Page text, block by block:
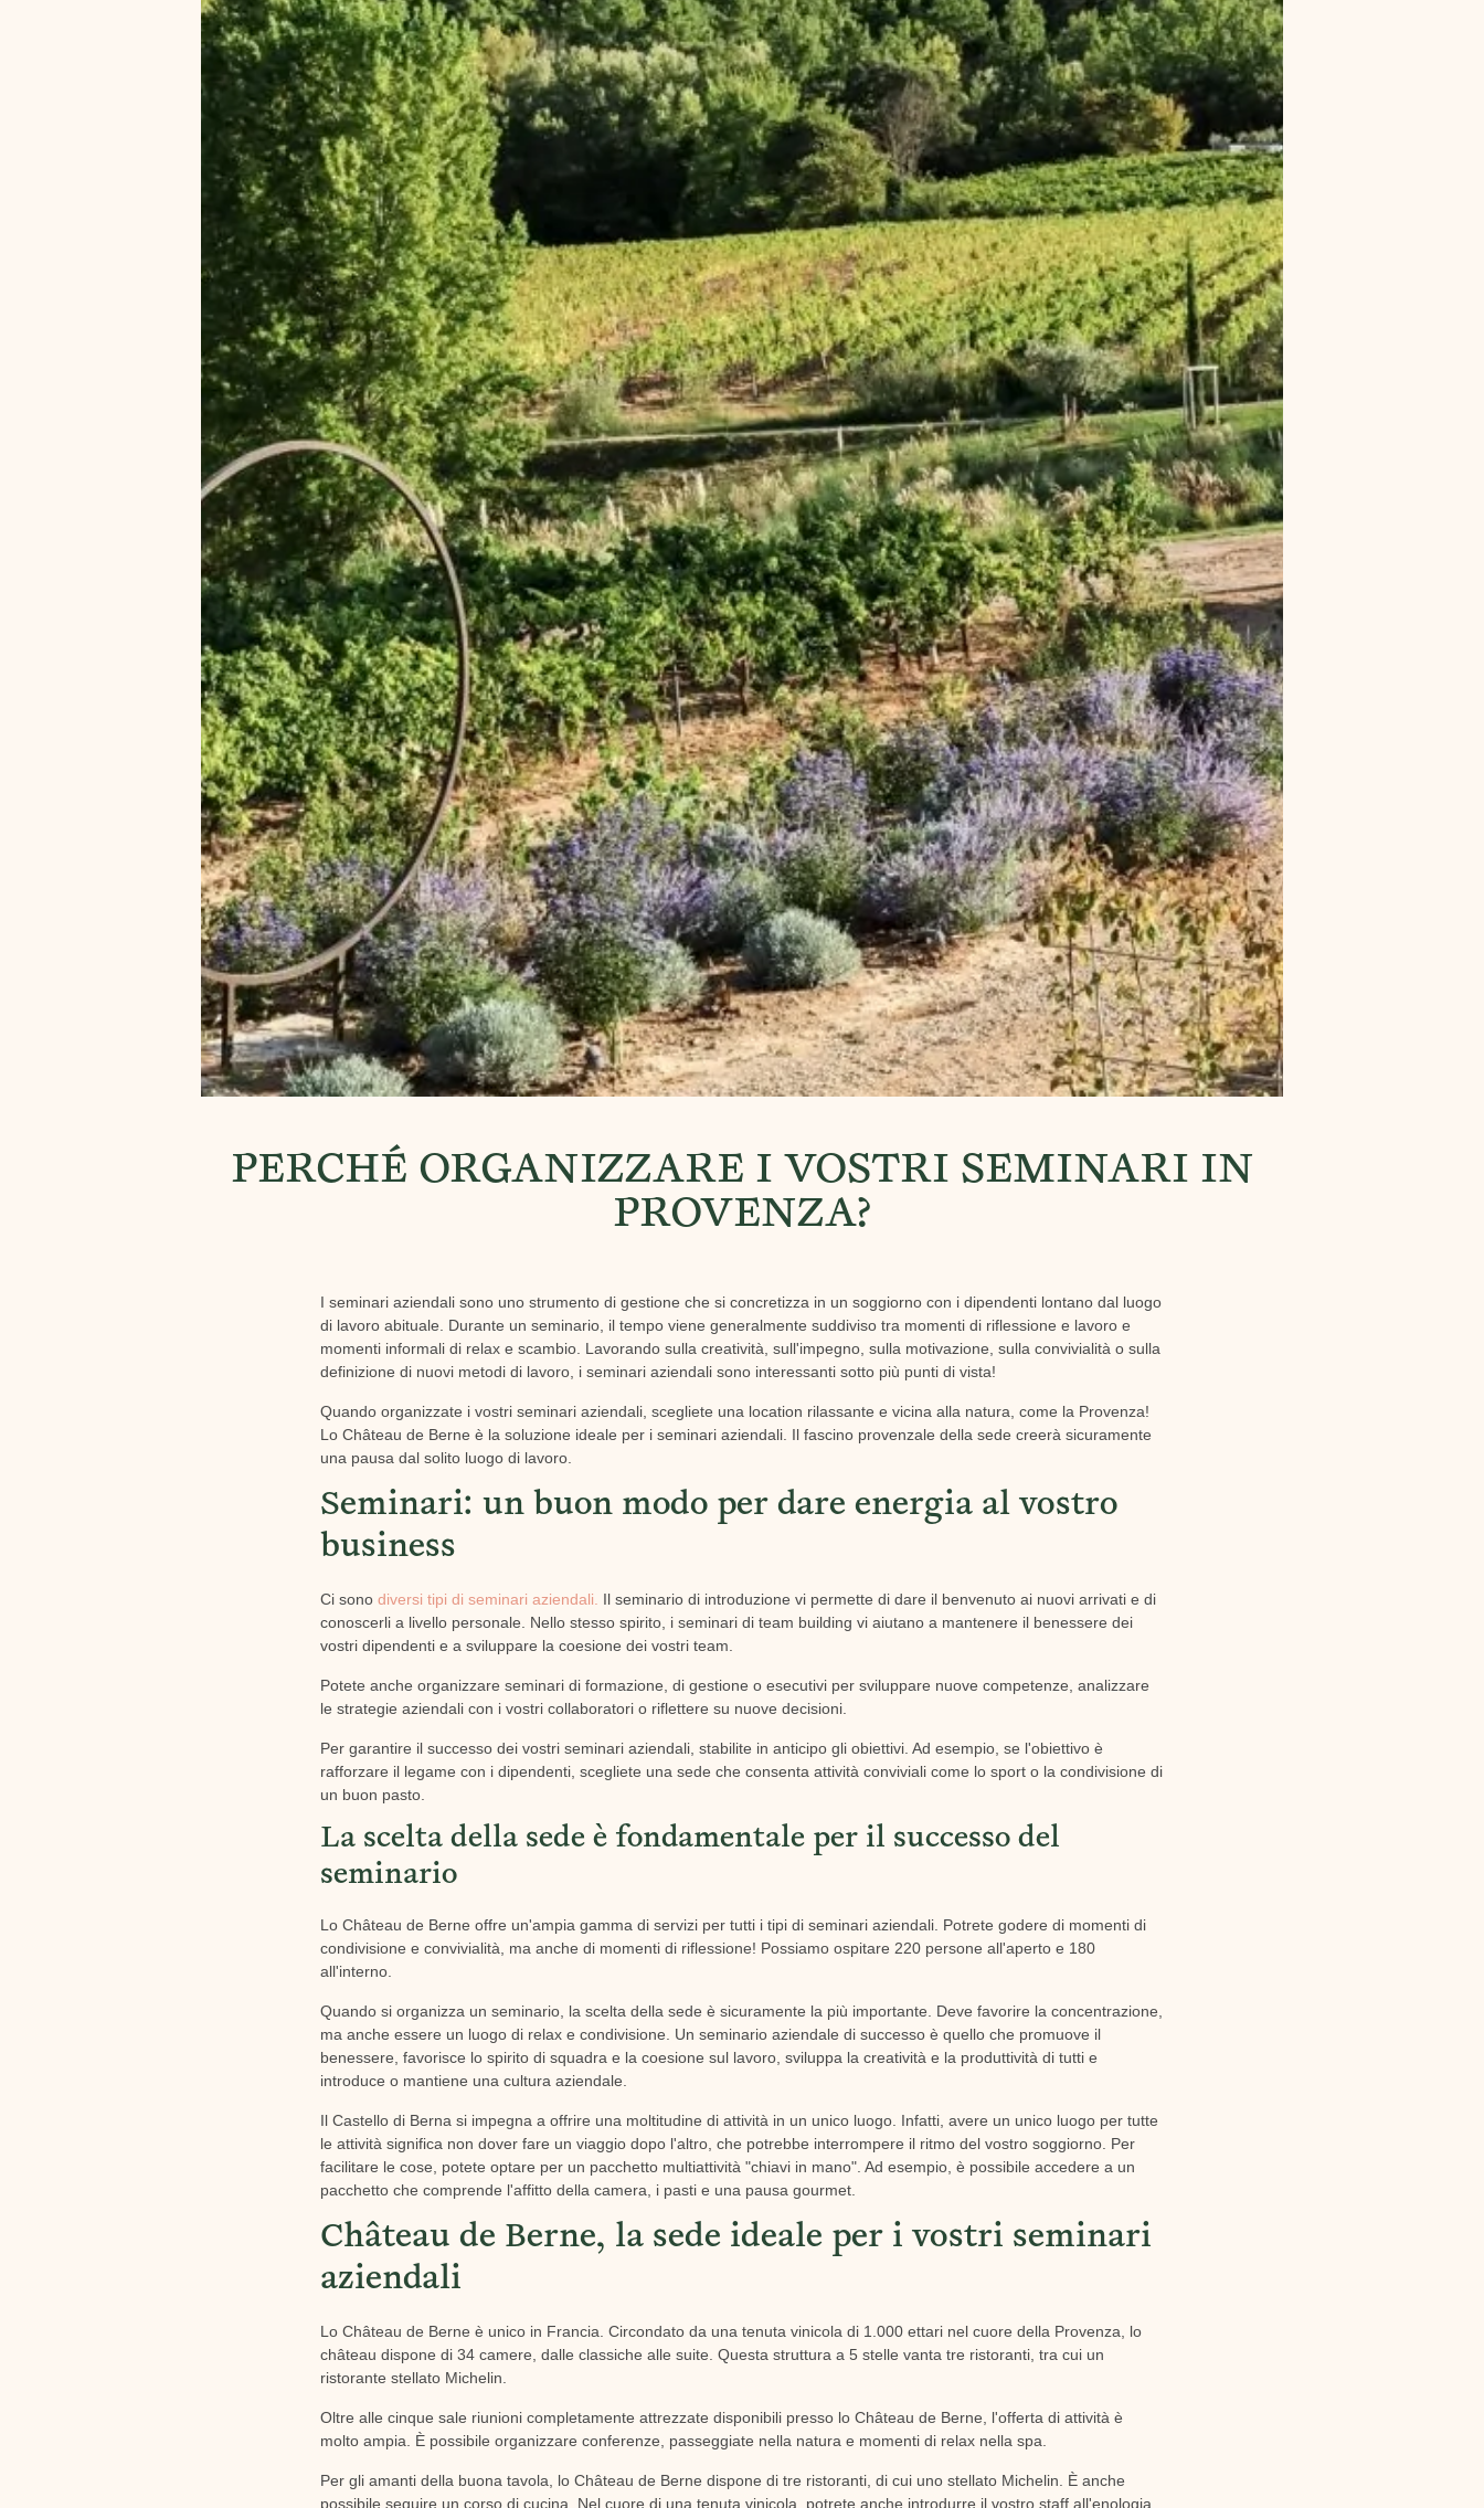
PERCHÉ ORGANIZZARE I VOSTRI SEMINARI IN
PROVENZA?
I seminari aziendali sono uno strumento di gestione che si concretizza in un soggiorno con i dipendenti lontano dal luogo
di lavoro abituale. Durante un seminario, il tempo viene generalmente suddiviso tra momenti di riflessione e lavoro e
momenti informali di relax e scambio. Lavorando sulla creatività, sull'impegno, sulla motivazione, sulla convivialità o sulla
definizione di nuovi metodi di lavoro, i seminari aziendali sono interessanti sotto più punti di vista!
Quando organizzate i vostri seminari aziendali, scegliete una location rilassante e vicina alla natura, come la Provenza!
Lo Château de Berne è la soluzione ideale per i seminari aziendali. Il fascino provenzale della sede creerà sicuramente
una pausa dal solito luogo di lavoro.
Seminari: un buon modo per dare energia al vostro
business
Ci sono diversi tipi di seminari aziendali.
Il seminario di introduzione vi permette di dare il benvenuto ai nuovi arrivati e di
conoscerli a livello personale. Nello stesso spirito, i seminari di team building vi aiutano a mantenere il benessere dei
vostri dipendenti e a sviluppare la coesione dei vostri team.
Potete anche organizzare seminari di formazione, di gestione o esecutivi per sviluppare nuove competenze, analizzare
le strategie aziendali con i vostri collaboratori o riflettere su nuove decisioni.
Per garantire il successo dei vostri seminari aziendali, stabilite in anticipo gli obiettivi. Ad esempio, se l'obiettivo è
rafforzare il legame con i dipendenti, scegliete una sede che consenta attività conviviali come lo sport o la condivisione di
un buon pasto.
La scelta della sede è fondamentale per il successo del
seminario
Lo Château de Berne offre un'ampia gamma di servizi per tutti i tipi di seminari aziendali. Potrete godere di momenti di
condivisione e convivialità, ma anche di momenti di riflessione! Possiamo ospitare 220 persone all'aperto e 180
all'interno.
Quando si organizza un seminario, la scelta della sede è sicuramente la più importante. Deve favorire la concentrazione,
ma anche essere un luogo di relax e condivisione. Un seminario aziendale di successo è quello che promuove il
benessere, favorisce lo spirito di squadra e la coesione sul lavoro, sviluppa la creatività e la produttività di tutti e
introduce o mantiene una cultura aziendale.
Il Castello di Berna si impegna a offrire una moltitudine di attività in un unico luogo. Infatti, avere un unico luogo per tutte
le attività significa non dover fare un viaggio dopo l'altro, che potrebbe interrompere il ritmo del vostro soggiorno. Per
facilitare le cose, potete optare per un pacchetto multiattività "chiavi in mano". Ad esempio, è possibile accedere a un
pacchetto che comprende l'affitto della camera, i pasti e una pausa gourmet.
Château de Berne, la sede ideale per i vostri seminari
aziendali
Lo Château de Berne è unico in Francia. Circondato da una tenuta vinicola di 1.000 ettari nel cuore della Provenza, lo
château dispone di 34 camere, dalle classiche alle suite. Questa struttura a 5 stelle vanta tre ristoranti, tra cui un
ristorante stellato Michelin.
Oltre alle cinque sale riunioni completamente attrezzate disponibili presso lo Château de Berne, l'offerta di attività è
molto ampia. È possibile organizzare conferenze, passeggiate nella natura e momenti di relax nella spa.
Per gli amanti della buona tavola, lo Château de Berne dispone di tre ristoranti, di cui uno stellato Michelin. È anche
possibile seguire un corso di cucina. Nel cuore di una tenuta vinicola, potrete anche introdurre il vostro staff all'enologia